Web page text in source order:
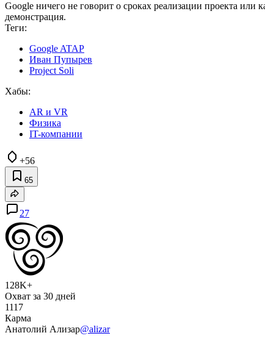
Google ничего не говорит о сроках реализации проекта
демонстрация.
Теги:
Google ATAP
Иван Пупырев
Project Soli
Хабы:
AR и VR
Физика
IT-компании
+56
65
27
128K+
Охват за 30 дней
1117
Карма
Анатолий Ализар@alizar